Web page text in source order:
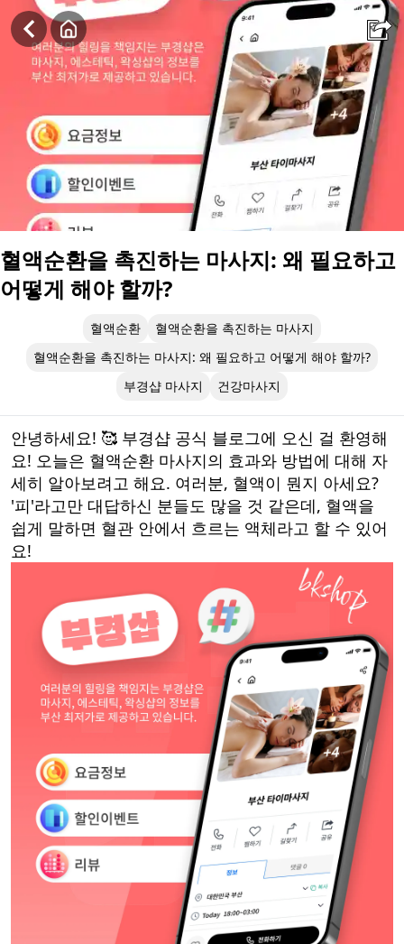
혈액순환을 촉진하는 마사지: 왜 필요하고 어떻게 해야 할까?
혈액순환을 촉진하는 마사지: 왜 필요하고
어떻게 해야 할까?
혈액순환
혈액순환을 촉진하는 마사지
혈액순환을 촉진하는 마사지: 왜 필요하고 어떻게 해야 할까?
부경샵 마사지
건강마사지
안녕하세요! 🥰 부경샵 공식 블로그에 오신 걸 환영해
요! 오늘은 혈액순환 마사지의 효과와 방법에 대해 자
세히 알아보려고 해요. 여러분, 혈액이 뭔지 아세요?
'피'라고만 대답하신 분들도 많을 것 같은데, 혈액을
쉽게 말하면 혈관 안에서 흐르는 액체라고 할 수 있어
요!